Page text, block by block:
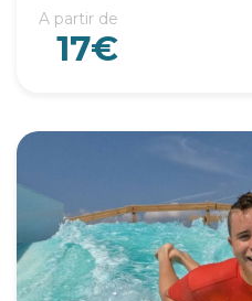
A partir de
17€